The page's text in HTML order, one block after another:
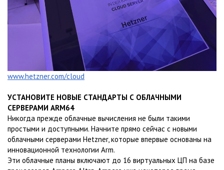
www.hetzner.com/cloud
УСТАНОВИТЕ НОВЫЕ СТАНДАРТЫ С ОБЛАЧНЫМИ
СЕРВЕРАМИ ARM64
Никогда прежде облачные вычисления не были такими
простыми и доступными. Начните прямо сейчас с новыми
облачными серверами Hetzner, которые впервые основаны на
инновационной технологии Arm.
Эти облачные планы включают до 16 виртуальных ЦП на базе